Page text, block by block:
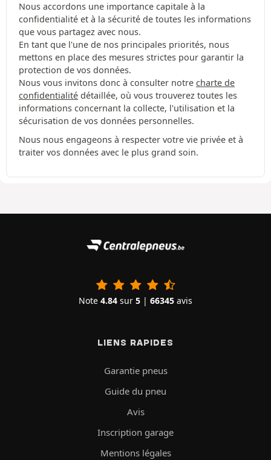
Nous accordons une importance capitale à la
confidentialité et à la sécurité de toutes les informations
que vous partagez avec nous.
En tant que l'une de nos principales priorités, nous
mettons en place des mesures strictes pour garantir la
protection de vos données.
Nous vous invitons donc à consulter notre charte de
confidentialité détaillée, où vous trouverez toutes les
informations concernant la collecte, l'utilisation et la
sécurisation de vos données personnelles.
Nous nous engageons à respecter votre vie privée et à
traiter vos données avec le plus grand soin.
Note 4.84 sur 5 | 66345 avis
LIENS RAPIDES
Garantie pneus
Guide du pneu
Avis
Inscription garage
Mentions légales